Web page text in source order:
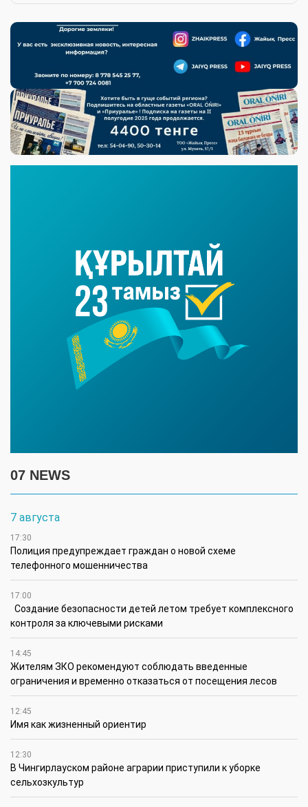
07 NEWS
7 августа
17:30
Полиция предупреждает граждан о новой схеме
телефонного мошенничества
17:00
Создание безопасности детей летом требует комплексного
контроля за ключевыми рисками
14:45
Жителям ЗКО рекомендуют соблюдать введенные
ограничения и временно отказаться от посещения лесов
12:45
Имя как жизненный ориентир
12:30
В Чингирлауском районе аграрии приступили к уборке
сельхозкультур